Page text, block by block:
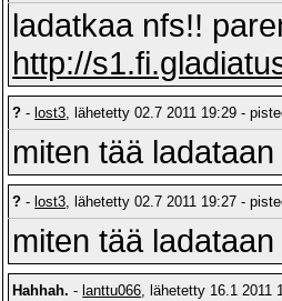
ladatkaa nfs!!
http://
? - lost3, lähetetty 02.7 2011 19:29 -
miten tää ladataan
? - lost3, lähetetty 02.7 2011 19:27 -
miten tää ladataan
Hahhah. - lanttu066, lähetetty 16.1 2011